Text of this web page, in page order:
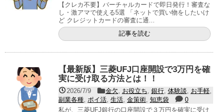
【クレカ不要】バーチャルカードで即日発行！審査な
し・激アマで使える5選 「ネットで買い物をしたいけ
ど クレジットカードの審査に通...
記事を読む
【最新版】三菱UFJ口座開設で3万円を確
実に受け取る方法とは！！
2026/7/9 金欠, お役立ち, 銀行, 体験談, お手軽,
副業各種, ポイ活, 生活, 金策術, 知恵袋
0
私が、三菱UFJ銀行の口座開設で３万円を確実に受け